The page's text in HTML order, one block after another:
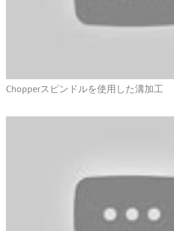
Chopperスピンドルを使用した溝加工